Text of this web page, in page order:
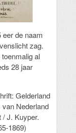
eer de naam
zag.
al
28 jaar
Gelderland
Nederland
/ J. Kuyper.
1869)